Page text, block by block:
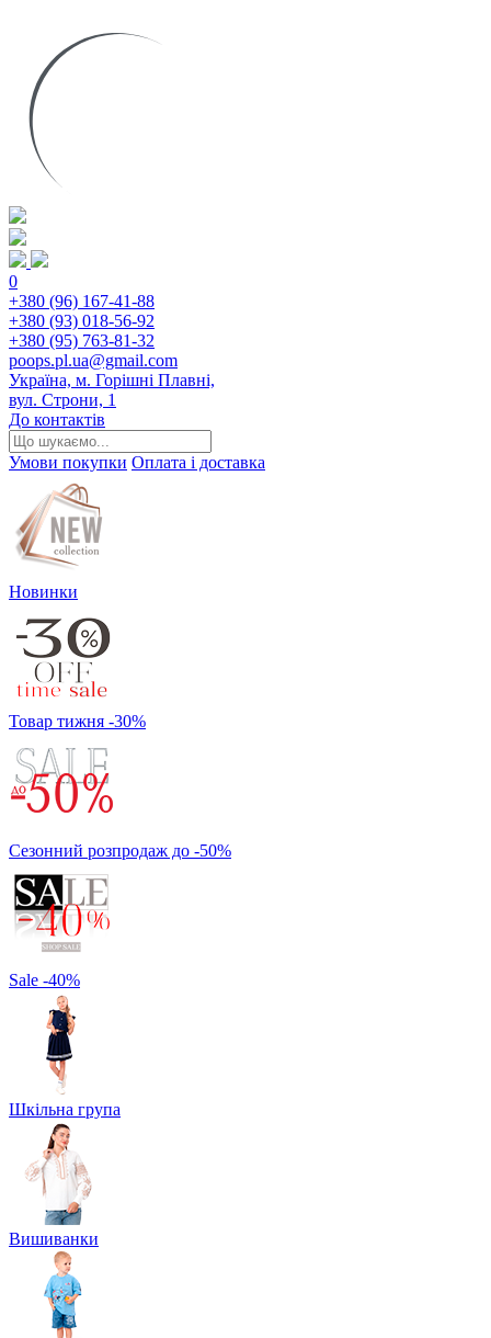
0
+380 (96) 167-41-88
+380 (93) 018-56-92
+380 (95) 763-81-32
poops.pl.ua@gmail.com
Україна, м. Горішні Плавні,
вул. Строни, 1
До контактів
Умови покупки Оплата і доставка
Новинки
Товар тижня -30%
Сезонний розпродаж до -50%
Sale -40%
Шкільна група
Вишиванки